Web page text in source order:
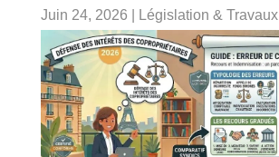
Juin 24, 2026 Législation & Travaux